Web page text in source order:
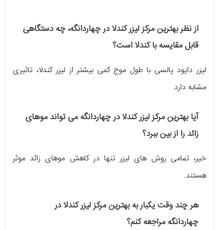
از نظربهترین مرکز لیزر کندلا در چهاردانگه، چه دستگاهی
قابل مقایسه با کندلا است؟
لیزر دایود پالسی با طول موج کمی بیشتر از لیزر کندلا، تاثیری
مشابه دارد.
آیابهترین مرکز لیزر کندلا در چهاردانگهمی تواند موهای
زائد را از بین ببرد؟
خیر، تمامی روش های لیزر تنها در کاهش موهای زائد موثر
هستند.
هر چند وقت یکبار بهبهترین مرکز لیزر کندلا در
چهاردانگهمراجعه کنم؟